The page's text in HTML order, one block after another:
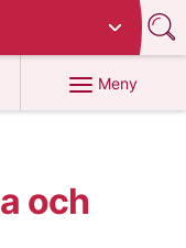
Meny
och